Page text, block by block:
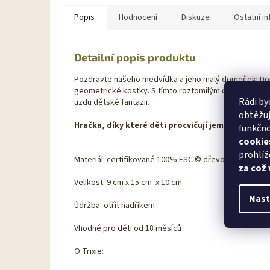
Rádi
za což
Popis Hodnocení Diskuze Ostatní
Detailní popis produktu
Pozdravte našeho medvídka a jeho malý domeček!
geometrické kostky. S tímto roztomilým domečkem
uzdu dětské fantazii.
Hračka, díky které děti procvičují jemnou
Materiál: certifikované 100% FSC © dřevo. Použité
Velikost: 9 cm x 15 cm x 10 cm
Údržba: otřít hadříkem
Vhodné pro děti od 18 měsíců
O Trixie: